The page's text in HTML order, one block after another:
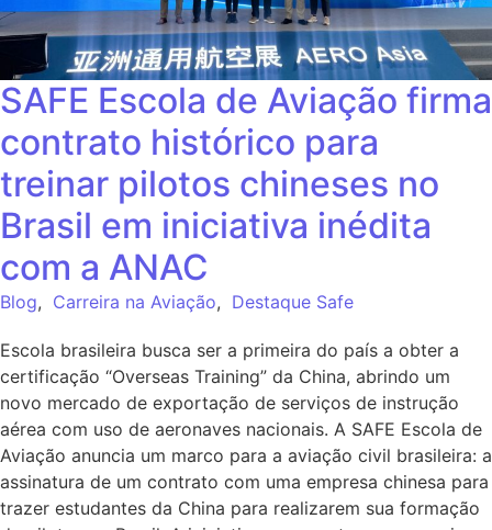
SAFE Escola de Aviação firma
contrato histórico para
treinar pilotos chineses no
Brasil em iniciativa inédita
com a ANAC
Blog, Carreira na Aviação, Destaque Safe
Escola brasileira busca ser a primeira do país a obter a
certificação “Overseas Training” da China, abrindo um
novo mercado de exportação de serviços de instrução
aérea com uso de aeronaves nacionais. A SAFE Escola de
Aviação anuncia um marco para a aviação civil brasileira: a
assinatura de um contrato com uma empresa chinesa para
trazer estudantes da China para realizarem sua formação